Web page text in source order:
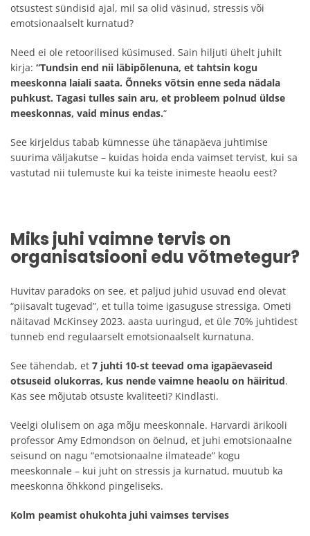
otsustest sündisid ajal, mil sa olid väsinud, stressis või
emotsionaalselt kurnatud?
Need ei ole retoorilised küsimused. Sain hiljuti ühelt juhilt
kirja: “Tundsin end nii läbipõlenuna, et tahtsin kogu
meeskonna laiali saata. Õnneks võtsin enne seda nädala
puhkust. Tagasi tulles sain aru, et probleem polnud üldse
meeskonnas, vaid minus endas.“
See kirjeldus tabab kümnesse ühe tänapäeva juhtimise
suurima väljakutse – kuidas hoida enda vaimset tervist, kui sa
vastutad nii tulemuste kui ka teiste inimeste heaolu eest?
Miks juhi vaimne tervis on
organisatsiooni edu võtmetegur?
Huvitav paradoks on see, et paljud juhid usuvad end olevat
“piisavalt tugevad”, et tulla toime igasuguse stressiga. Ometi
näitavad McKinsey 2023. aasta uuringud, et üle 70% juhtidest
tunneb end regulaarselt emotsionaalselt kurnatuna.
See tähendab, et 7 juhti 10-st teevad oma igapäevaseid
otsuseid olukorras, kus nende vaimne heaolu on häiritud.
Kas see mõjutab otsuste kvaliteeti? Kindlasti.
Veelgi olulisem on aga mõju meeskonnale. Harvardi ärikooli
professor Amy Edmondson on öelnud, et juhi emotsionaalne
seisund on nagu “emotsionaalne ilmateade” kogu
meeskonnale – kui juht on stressis ja kurnatud, muutub ka
meeskonna õhkkond pingeliseks.
Kolm peamist ohukohta juhi vaimses tervises